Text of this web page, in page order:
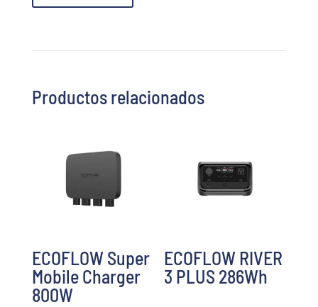
Productos relacionados
ECOFLOW Super
Mobile Charger
800W
ECOFLOW RIVER
3 PLUS 286Wh